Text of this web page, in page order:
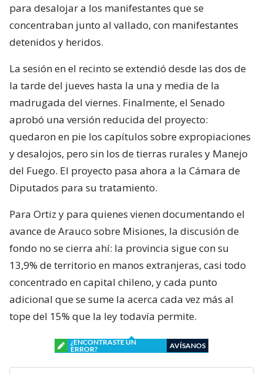
para desalojar a los manifestantes que se
concentraban junto al vallado, con manifestantes
detenidos y heridos.
La sesión en el recinto se extendió desde las dos de
la tarde del jueves hasta la una y media de la
madrugada del viernes. Finalmente, el Senado
aprobó una versión reducida del proyecto:
quedaron en pie los capítulos sobre expropiaciones
y desalojos, pero sin los de tierras rurales y Manejo
del Fuego. El proyecto pasa ahora a la Cámara de
Diputados para su tratamiento.
Para Ortiz y para quienes vienen documentando el
avance de Arauco sobre Misiones, la discusión de
fondo no se cierra ahí: la provincia sigue con su
13,9% de territorio en manos extranjeras, casi todo
concentrado en capital chileno, y cada punto
adicional que se sume la acerca cada vez más al
tope del 15% que la ley todavía permite.
¿ENCONTRASTE UN
ERROR?
AVÍSANOS